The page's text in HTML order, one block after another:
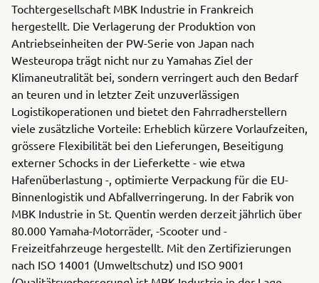
Tochtergesellschaft MBK Industrie in Frankreich
hergestellt. Die Verlagerung der Produktion von
Antriebseinheiten der PW-Serie von Japan nach
Westeuropa trägt nicht nur zu Yamahas Ziel der
Klimaneutralität bei, sondern verringert auch den Bedarf
an teuren und in letzter Zeit unzuverlässigen
Logistikoperationen und bietet den Fahrradherstellern
viele zusätzliche Vorteile: Erheblich kürzere Vorlaufzeiten,
grössere Flexibilität bei den Lieferungen, Beseitigung
externer Schocks in der Lieferkette - wie etwa
Hafenüberlastung -, optimierte Verpackung für die EU-
Binnenlogistik und Abfallverringerung. In der Fabrik von
MBK Industrie in St. Quentin werden derzeit jährlich über
80.000 Yamaha-Motorräder, -Scooter und -
Freizeitfahrzeuge hergestellt. Mit den Zertifizierungen
nach ISO 14001 (Umweltschutz) und ISO 9001